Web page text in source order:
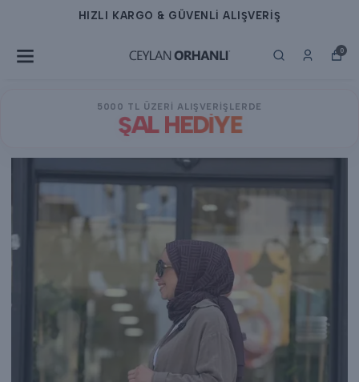
HIZLI KARGO & GÜVENLİ ALIŞVERİŞ
0
5000 TL ÜZERİ ALIŞVERİŞLERDE
ŞAL HEDİYE